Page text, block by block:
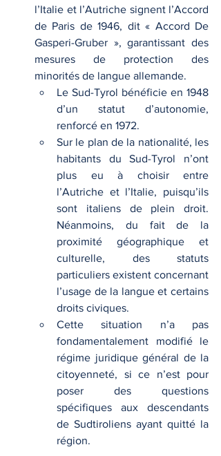
l’Italie et l’Autriche signent l’Accord
de Paris de 1946, dit « Accord De
Gasperi-Gruber », garantissant des
mesures de protection des
minorités de langue allemande.
Le Sud-Tyrol bénéficie en 1948
d’un statut d’autonomie,
renforcé en 1972.
Sur le plan de la nationalité, les
habitants du Sud-Tyrol n’ont
plus eu à choisir entre
l’Autriche et l’Italie, puisqu’ils
sont italiens de plein droit.
Néanmoins, du fait de la
proximité géographique et
culturelle, des statuts
particuliers existent concernant
l’usage de la langue et certains
droits civiques.
Cette situation n’a pas
fondamentalement modifié le
régime juridique général de la
citoyenneté, si ce n’est pour
poser des questions
spécifiques aux descendants
de Sudtiroliens ayant quitté la
région.